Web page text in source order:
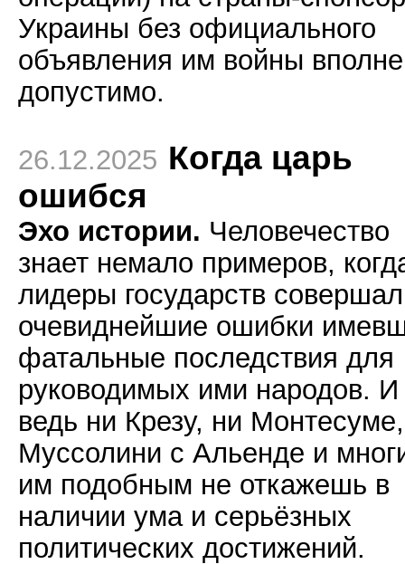
Украины без официального
объявления им войны вполне
допустимо.
26.12.2025 Когда царь
ошибся
Эхо истории. Человечество
знает немало примеров,
лидеры государств
очевиднейшие ошибки
фатальные последствия для
руководимых ими народов. И
ведь ни Крезу, ни
Муссолини с Альенде и
им подобным не откажешь в
наличии ума и серьёзных
политических достижений.